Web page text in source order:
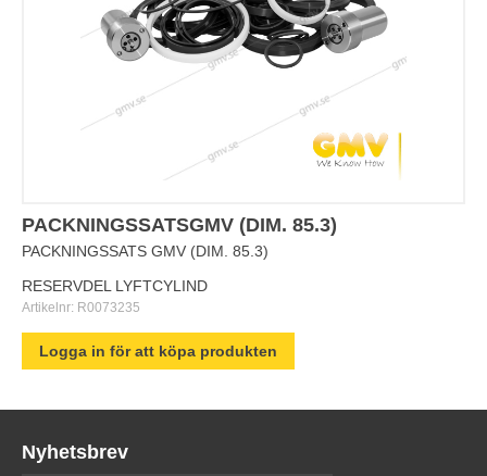
PACKNINGSSATSGMV (DIM. 85.3)
PACKNINGSSATS GMV (DIM. 85.3)
RESERVDEL LYFTCYLIND
Artikelnr: R0073235
Logga in för att köpa produkten
Nyhetsbrev